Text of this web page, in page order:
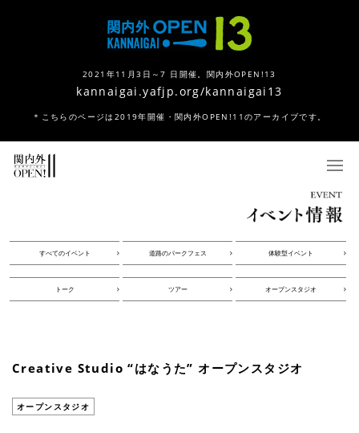
2021年11月3日～7 日開催。関内外OPEN!13
kannaigai.yafjp.org/kannaigai13
＊こちらのページは2019年開催・関内外OPEN!11のアーカイブです。
すべてのイベント 道路のパークフェス 体験型イベント
トーク ツアー オープンスタジオ
Creative Studio “はなうた” オープンスタジオ
オープンスタジオ